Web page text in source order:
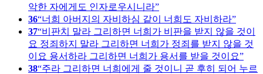
악한 자에게도 인자로우시니라
36 너희 아버지의 자비하심 같이 너희도 자비하라
37 비판치 말라 그리하면 너희가 비판을 받지 않을 것이
요 정죄하지 말라 그리하면 너희가 정죄를 받지 않을 것
이요 용서하라 그리하면 너희가 용서를 받을 것이요
38 주라 그리하면 너희에게 줄 것이니 곧 후히 되어 누르